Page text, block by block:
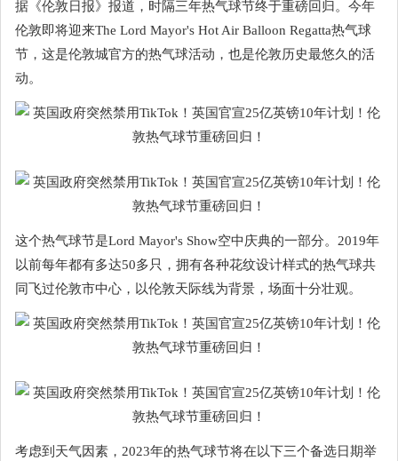
据《伦敦日报》报道，时隔三年热气球节终于重磅回归。今年
伦敦即将迎来The Lord Mayor's Hot Air Balloon Regatta热气球
节，这是伦敦城官方的热气球活动，也是伦敦历史最悠久的活
动。
这个热气球节是Lord Mayor's Show空中庆典的一部分。2019年
以前每年都有多达50多只，拥有各种花纹设计样式的热气球共
同飞过伦敦市中心，以伦敦天际线为背景，场面十分壮观。
考虑到天气因素，2023年的热气球节将在以下三个备选日期举